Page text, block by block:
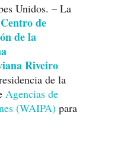
Unidos. – La
Centro de
de la
Riveiro
de la
Agencias de
(WAIPA) para